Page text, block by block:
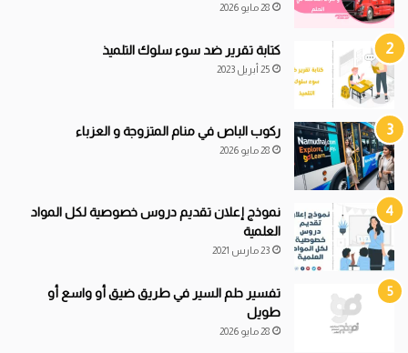
28 مايو 2026
كتابة تقرير ضد سوء سلوك التلميذ
25 أبريل 2023
ركوب الباص في منام المتزوجة و العزباء
28 مايو 2026
نموذج إعلان تقديم دروس خصوصية لكل المواد
العلمية
23 مارس 2021
تفسير حلم السير في طريق ضيق أو واسع أو
طويل
28 مايو 2026